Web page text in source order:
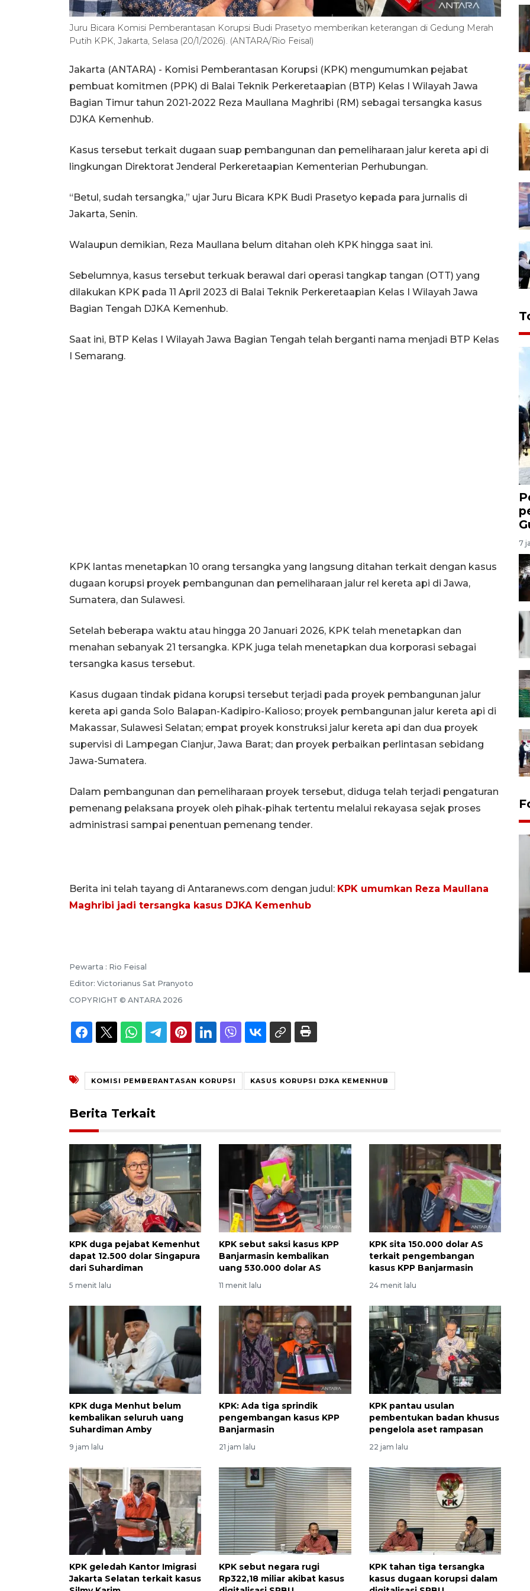
Juru Bicara Komisi Pemberantasan Korupsi Budi Prasetyo memberikan keterangan di Gedung Merah
Putih KPK, Jakarta, Selasa (20/1/2026). (ANTARA/Rio Feisal)
Jakarta (ANTARA) - Komisi Pemberantasan Korupsi (KPK) mengumumkan pejabat
pembuat komitmen (PPK) di Balai Teknik Perkeretaapian (BTP) Kelas I Wilayah Jawa
Bagian Timur tahun 2021-2022 Reza Maullana Maghribi (RM) sebagai tersangka kasus
DJKA Kemenhub.
Kasus tersebut terkait dugaan suap pembangunan dan pemeliharaan jalur kereta api di
lingkungan Direktorat Jenderal Perkeretaapian Kementerian Perhubungan.
“Betul, sudah tersangka,” ujar Juru Bicara KPK Budi Prasetyo kepada para jurnalis di
Jakarta, Senin.
Walaupun demikian, Reza Maullana belum ditahan oleh KPK hingga saat ini.
Sebelumnya, kasus tersebut terkuak berawal dari operasi tangkap tangan (OTT) yang
dilakukan KPK pada 11 April 2023 di Balai Teknik Perkeretaapian Kelas I Wilayah Jawa
Bagian Tengah DJKA Kemenhub.
Saat ini, BTP Kelas I Wilayah Jawa Bagian Tengah telah berganti nama menjadi BTP Kelas
I Semarang.
KPK lantas menetapkan 10 orang tersangka yang langsung ditahan terkait dengan kasus
dugaan korupsi proyek pembangunan dan pemeliharaan jalur rel kereta api di Jawa,
Sumatera, dan Sulawesi.
Setelah beberapa waktu atau hingga 20 Januari 2026, KPK telah menetapkan dan
menahan sebanyak 21 tersangka. KPK juga telah menetapkan dua korporasi sebagai
tersangka kasus tersebut.
Kasus dugaan tindak pidana korupsi tersebut terjadi pada proyek pembangunan jalur
kereta api ganda Solo Balapan-Kadipiro-Kalioso; proyek pembangunan jalur kereta api di
Makassar, Sulawesi Selatan; empat proyek konstruksi jalur kereta api dan dua proyek
supervisi di Lampegan Cianjur, Jawa Barat; dan proyek perbaikan perlintasan sebidang
Jawa-Sumatera.
Dalam pembangunan dan pemeliharaan proyek tersebut, diduga telah terjadi pengaturan
pemenang pelaksana proyek oleh pihak-pihak tertentu melalui rekayasa sejak proses
administrasi sampai penentuan pemenang tender.
Berita ini telah tayang di Antaranews.com dengan judul: KPK umumkan Reza Maullana
Maghribi jadi tersangka kasus DJKA Kemenhub
Pewarta : Rio Feisal
Editor: Victorianus Sat Pranyoto
COPYRIGHT © ANTARA 2026
KOMISI PEMBERANTASAN KORUPSI KASUS KORUPSI DJKA KEMENHUB
Berita Terkait
KPK duga pejabat Kemenhut
dapat 12.500 dolar Singapura
dari Suhardiman
5 menit lalu
KPK sebut saksi kasus KPP
Banjarmasin kembalikan
uang 530.000 dolar AS
11 menit lalu
KPK sita 150.000 dolar AS
terkait pengembangan
kasus KPP Banjarmasin
24 menit lalu
KPK duga Menhut belum
kembalikan seluruh uang
Suhardiman Amby
9 jam lalu
KPK: Ada tiga sprindik
pengembangan kasus KPP
Banjarmasin
21 jam lalu
KPK pantau usulan
pembentukan badan khusus
pengelola aset rampasan
22 jam lalu
KPK geledah Kantor Imigrasi
Jakarta Selatan terkait kasus
KPK sebut negara rugi
Rp322,18 miliar akibat kasus
KPK tahan tiga tersangka
kasus dugaan korupsi dalam
7